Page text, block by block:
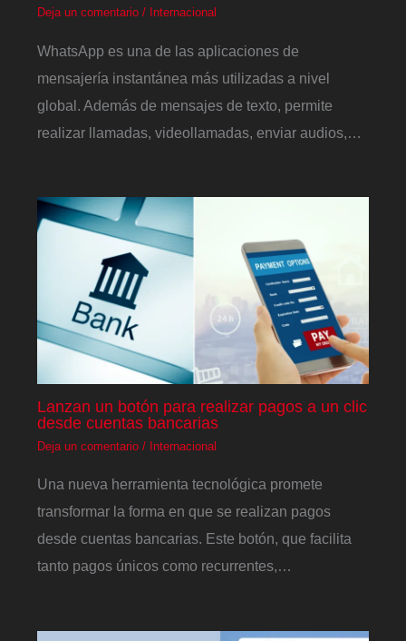
Deja un comentario / Internacional
WhatsApp es una de las aplicaciones de
mensajería instantánea más utilizadas a nivel
global. Además de mensajes de texto, permite
realizar llamadas, videollamadas, enviar audios,…
Lanzan un botón para realizar pagos a un clic
desde cuentas bancarias
Deja un comentario / Internacional
Una nueva herramienta tecnológica promete
transformar la forma en que se realizan pagos
desde cuentas bancarias. Este botón, que facilita
tanto pagos únicos como recurrentes,…